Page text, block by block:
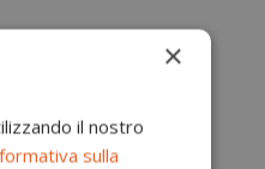
×
il nostro
sulla